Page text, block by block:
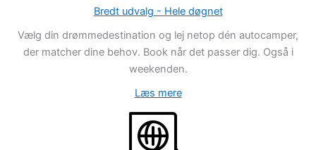
Bredt udvalg - Hele døgnet
Vælg din drømmedestination og lej netop dén autocamper,
der matcher dine behov. Book når det passer dig. Også i
weekenden.
Læs mere